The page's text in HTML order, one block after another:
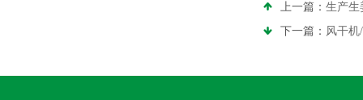
上一篇： 生产生
下一篇： 风干